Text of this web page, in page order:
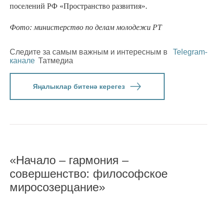
поселений РФ «Пространство развития».
Фото: министерство по делам молодежи РТ
Следите за самым важным и интересным в
Telegram-
канале Татмедиа
Яңалыклар битенә керегез
«Начало – гармония –
совершенство: философское
миросозерцание»